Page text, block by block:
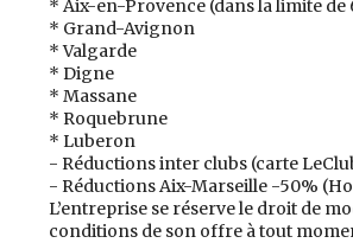
* Aix-en-Provence (dans la limite
* Grand-Avignon
* Valgarde
* Digne
* Massane
* Roquebrune
* Luberon
- Réductions inter clubs (carte
- Réductions Aix-Marseille -50%
L’entreprise se réserve le droit de
conditions de son offre à tout